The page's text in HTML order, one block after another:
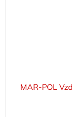
MAR-POL